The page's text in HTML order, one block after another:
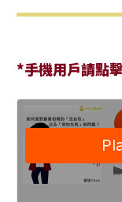
*手機用戶請